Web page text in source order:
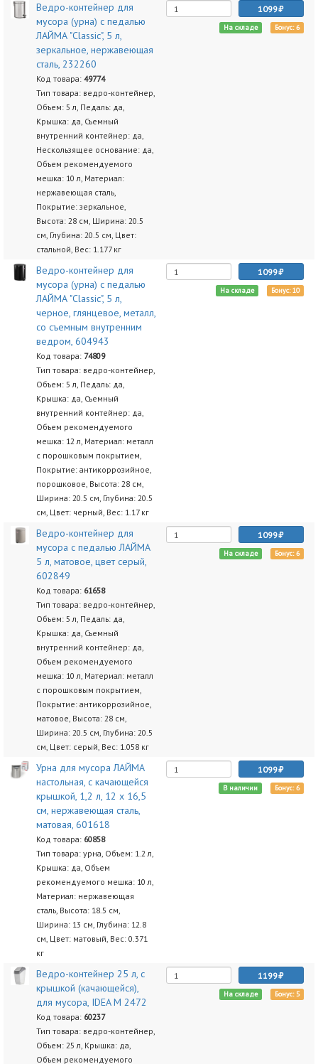
Ведро-контейнер для
мусора (урна) с педалью
ЛАЙМА "Classic", 5 л,
зеркальное, нержавеющая
сталь, 232260
Код товара: 49774
Тип товара: ведро-контейнер,
Объем: 5 л, Педаль: да,
Крышка: да, Съемный
внутренний контейнер: да,
Нескользящее основание: да,
Объем рекомендуемого
мешка: 10 л, Материал:
нержавеющая сталь,
Покрытие: зеркальное,
Высота: 28 см, Ширина: 20.5
см, Глубина: 20.5 см, Цвет:
стальной, Вес: 1.177 кг
1099
На складе Бонус: 6
Ведро-контейнер для
мусора (урна) с педалью
ЛАЙМА "Classic", 5 л,
черное, глянцевое, металл,
со съемным внутренним
ведром, 604943
Код товара: 74809
Тип товара: ведро-контейнер,
Объем: 5 л, Педаль: да,
Крышка: да, Съемный
внутренний контейнер: да,
Объем рекомендуемого
мешка: 12 л, Материал: металл
с порошковым покрытием,
Покрытие: антикоррозийное,
порошковое, Высота: 28 см,
Ширина: 20.5 см, Глубина: 20.5
см, Цвет: черный, Вес: 1.17 кг
1099
На складе Бонус: 10
Ведро-контейнер для
мусора с педалью ЛАЙМА
5 л, матовое, цвет серый,
602849
Код товара: 61658
Тип товара: ведро-контейнер,
Объем: 5 л, Педаль: да,
Крышка: да, Съемный
внутренний контейнер: да,
Объем рекомендуемого
мешка: 10 л, Материал: металл
с порошковым покрытием,
Покрытие: антикоррозийное,
матовое, Высота: 28 см,
Ширина: 20.5 см, Глубина: 20.5
см, Цвет: серый, Вес: 1.058 кг
1099
На складе Бонус: 6
Урна для мусора ЛАЙМА
настольная, с качающейся
крышкой, 1,2 л, 12 х 16,5
см, нержавеющая сталь,
матовая, 601618
Код товара: 60858
Тип товара: урна, Объем: 1.2 л,
Крышка: да, Объем
рекомендуемого мешка: 10 л,
Материал: нержавеющая
сталь, Высота: 18.5 см,
Ширина: 13 см, Глубина: 12.8
см, Цвет: матовый, Вес: 0.371
кг
1099
В наличии Бонус: 6
Ведро-контейнер 25 л, с
крышкой (качающейся),
для мусора, IDEA М 2472
Код товара: 60237
Тип товара: ведро-контейнер,
Объем: 25 л, Крышка: да,
Объем рекомендуемого
1199
На складе Бонус: 5